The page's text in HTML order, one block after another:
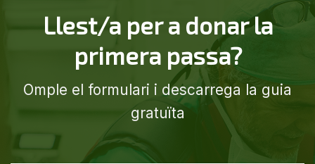
Llest/a per a donar la
primera passa?
Omple el formulari i descarrega la guia
gratuïta